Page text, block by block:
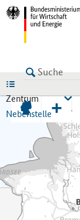
Zentrum
Nebenstelle+